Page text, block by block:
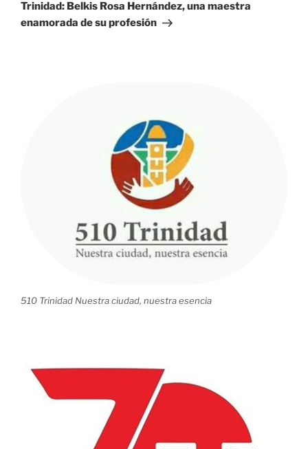
Trinidad: Belkis Rosa Hernández, una maestra
enamorada de su profesión
510 Trinidad Nuestra ciudad, nuestra esencia